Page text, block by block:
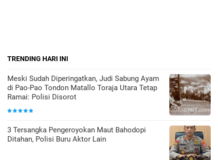
TRENDING HARI INI
Meski Sudah Diperingatkan, Judi Sabung Ayam
di Pao-Pao Tondon Matallo Toraja Utara Tetap
Ramai: Polisi Disorot
3 Tersangka Pengeroyokan Maut Bahodopi
Ditahan, Polisi Buru Aktor Lain